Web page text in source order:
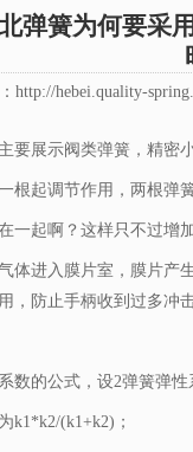
弹簧为何要采
http://hebei.quality-
要展示阀类弹簧 ，精密
根起调节作用，两根弹
一起啊？这样只不过增
体进入膜片室，膜片产
，防止手柄收到过多冲击
数的公式，设2弹簧弹性
k1*k2/(k1+k2)；